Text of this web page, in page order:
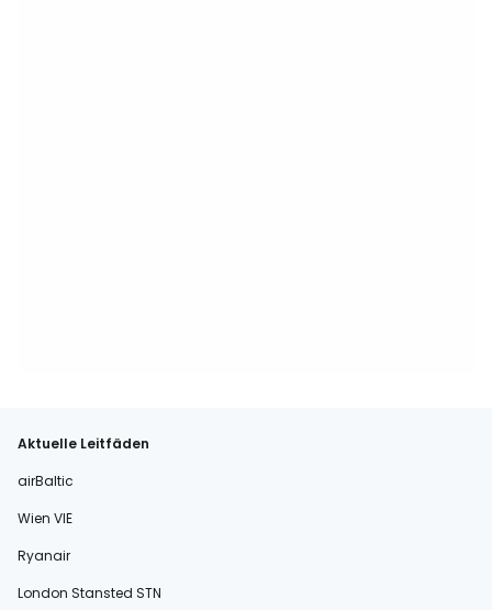
Aktuelle Leitfäden
airBaltic
Wien VIE
Ryanair
London Stansted STN